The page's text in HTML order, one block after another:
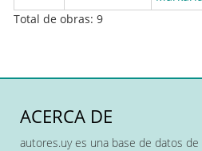
Total de obras: 9
ACERCA DE
autores.uy es una base de datos